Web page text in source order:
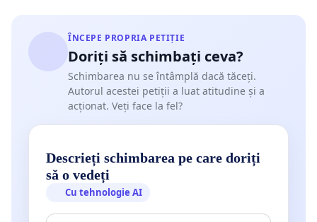
ÎNCEPE PROPRIA PETIȚIE
Doriți să schimbați ceva?
Schimbarea nu se întâmplă dacă tăceți.
Autorul acestei petiții a luat atitudine și a
acționat. Veți face la fel?
Descrieți schimbarea pe care doriți
să o vedeți
Cu tehnologie AI